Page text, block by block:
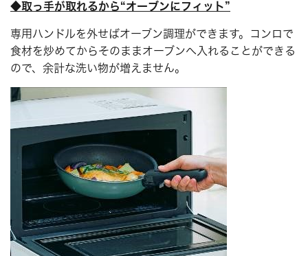
◆取っ手が取れるから“オーブンにフィット”
専用ハンドルを外せばオーブン調理ができます。コンロで
食材を炒めてからそのままオーブンへ入れることができる
ので、余計な洗い物が増えません。